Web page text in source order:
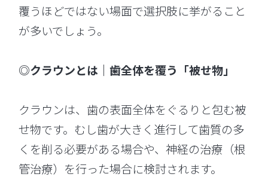
覆うほどではない場面で選択肢に挙がること
が多いでしょう。
◎クラウンとは｜歯全体を覆う「被せ物」
クラウンは、歯の表面全体をぐるりと包む被
せ物です。むし歯が大きく進行して歯質の多
くを削る必要がある場合や、神経の治療（根
管治療）を行った場合に検討されます。